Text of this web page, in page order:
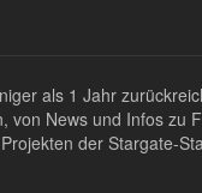
als 1 Jahr
von News und Infos zu
der Stargate-